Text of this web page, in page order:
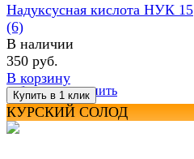
избранное сравнить
Надуксусная кислота НУК 15
(6)
В наличии
350 руб.
В корзину
КУРСКИЙ СОЛОД